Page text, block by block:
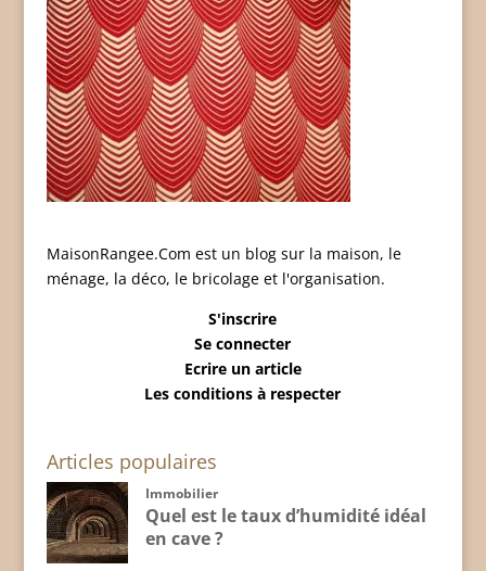
MaisonRangee.Com est un blog sur la maison, le
ménage, la déco, le bricolage et l'organisation.
S'inscrire
Se connecter
Ecrire un article
Les conditions à respecter
Articles populaires
Immobilier
Quel est le taux d’humidité idéal
en cave ?